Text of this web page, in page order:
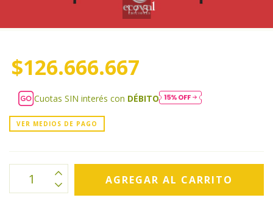
1/8
$126.666.667
Cuotas SIN interés con DÉBITO
VER MEDIOS DE PAGO